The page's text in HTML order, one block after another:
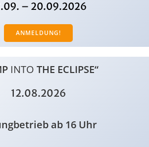
– 20.09.2026
ANMELDUNG!
INTO THE ECLIPSE“
12.08.2026
ab 16 Uhr